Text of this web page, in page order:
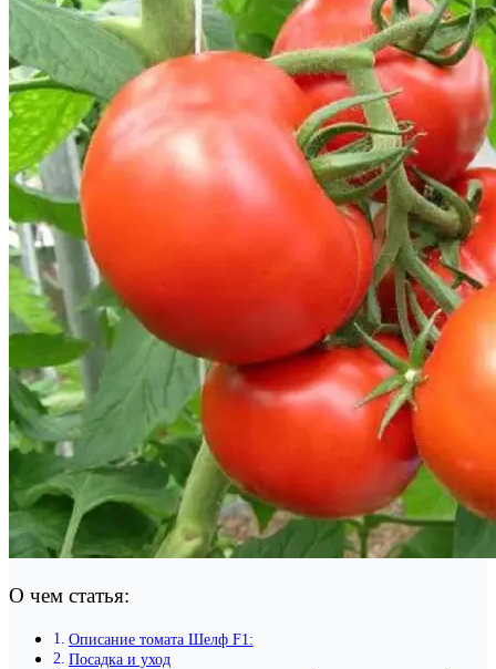
О чем статья:
Описание томата Шелф F1:
Посадка и уход